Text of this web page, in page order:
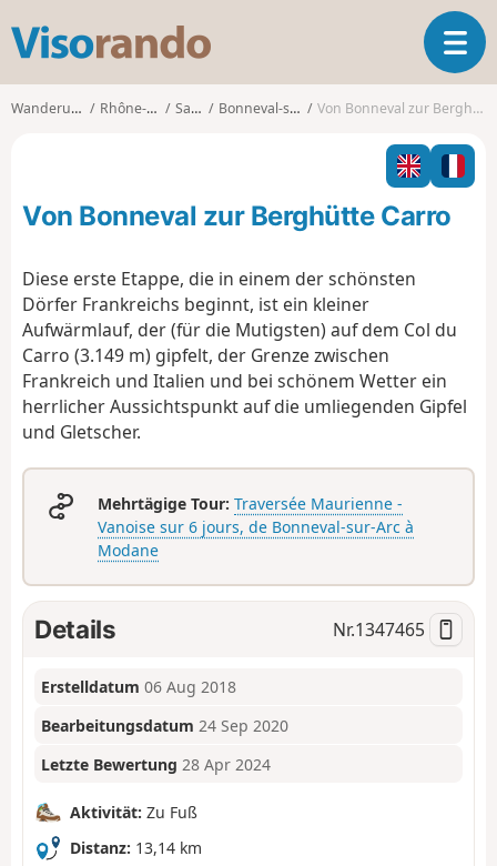
s
o
o
T
o
g
l
n
t
n
Wanderungen Rhône-Alpes Savoie Bonneval-sur-Arc Von Bonneval zur Berghütte Carro
Von Bonneval zur Berghütte Carro
Diese erste Etappe, die in einem der schönsten
Dörfer Frankreichs beginnt, ist ein kleiner
Aufwärmlauf, der (für die Mutigsten) auf dem Col du
Carro (3.149 m) gipfelt, der Grenze zwischen
Frankreich und Italien und bei schönem Wetter ein
herrlicher Aussichtspunkt auf die umliegenden Gipfel
und Gletscher.
Mehrtägige Tour: Traversée Maurienne -
Vanoise sur 6 jours, de Bonneval-sur-Arc à
Modane
Details Nr.1347465
Erstelldatum 06 Aug 2018
Bearbeitungsdatum 24 Sep 2020
Letzte Bewertung 28 Apr 2024
Aktivität: Zu Fuß
Distanz: 13,14 km